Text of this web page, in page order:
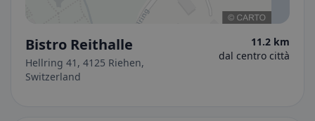
Bistro Reithalle
Hellring 41, 4125 Riehen,
Switzerland
11.2 km
dal centro città